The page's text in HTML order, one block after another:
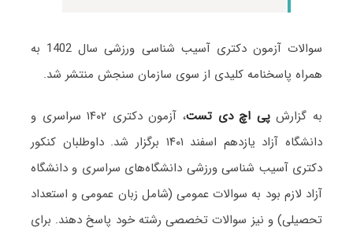
سوالات آزمون دکتری آسیب شناسی ورزشی سال 1402 به
همراه پاسخنامه کلیدی از سوی سازمان سنجش منتشر شد.
به گزارشپی اچ دی تست
، آزمون دکتری ۱۴۰۲ سراسری و
دانشگاه آزاد یازدهم اسفند ۱۴۰۱ برگزار شد. داوطلبان کنکور
دکتری آسیب شناسی ورزشی دانشگاه‌های سراسری و دانشگاه
آزاد لازم بود به سوالات عمومی (شامل زبان عمومی و استعداد
تحصیلی) و نیز سوالات تخصصی رشته خود پاسخ دهند. برای